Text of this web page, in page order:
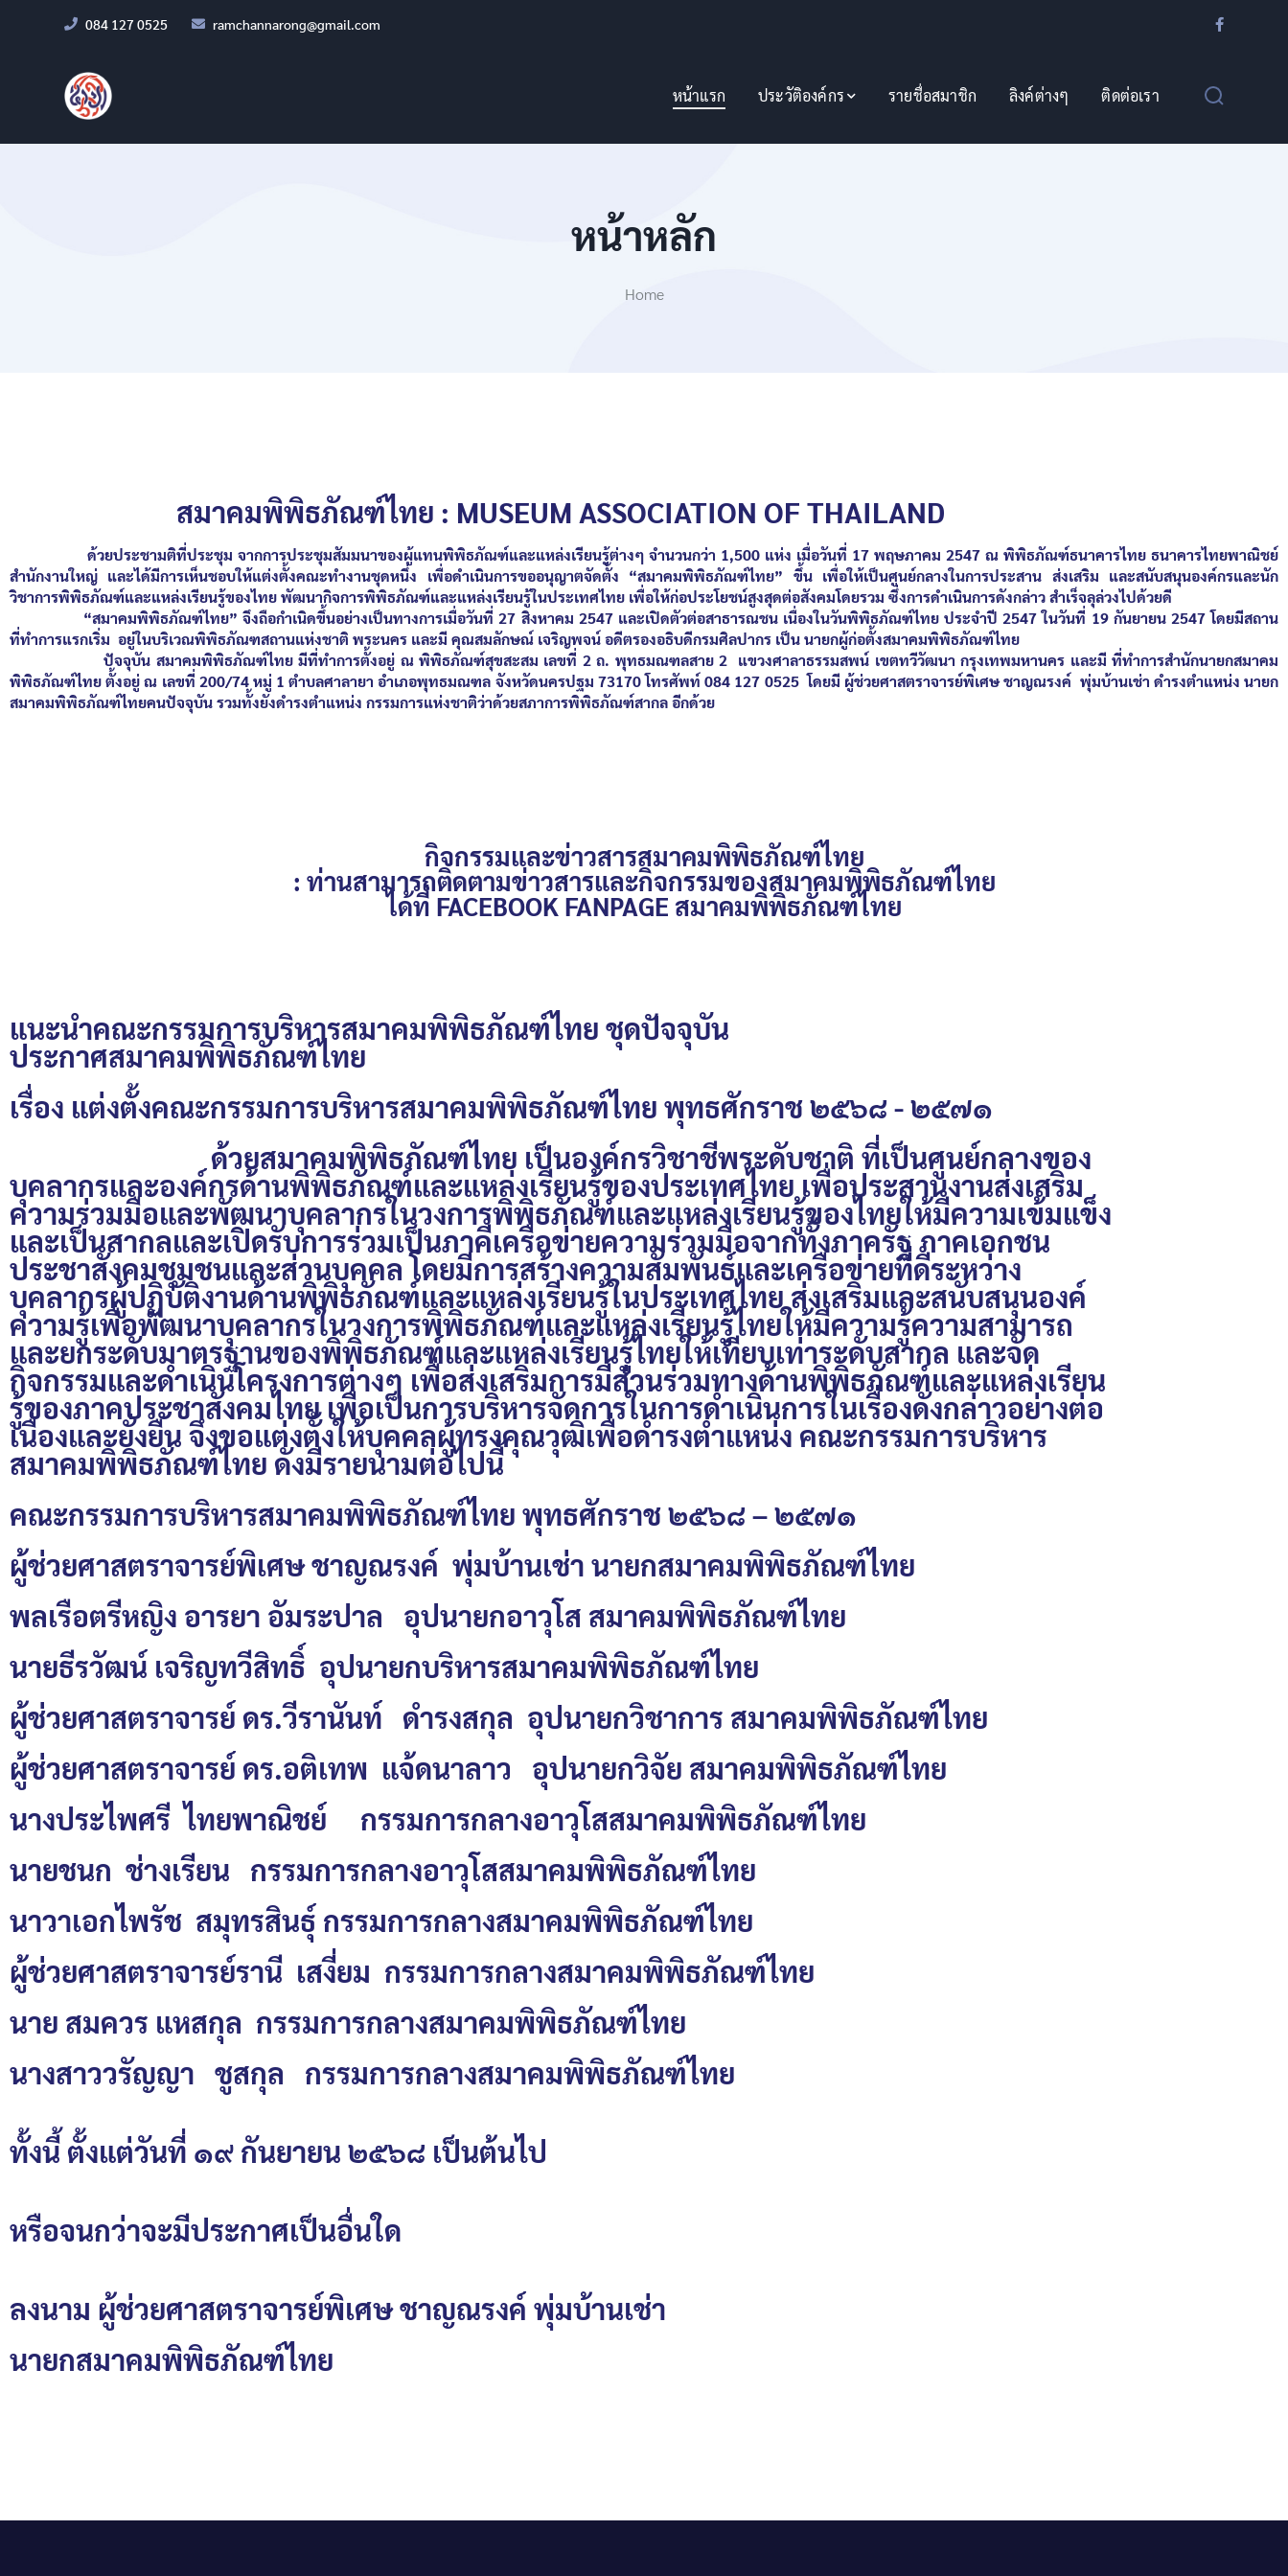
084 127 0525 ramchannarong@gmail.com
หน้าแรก ประวัติองค์กร รายชื่อสมาชิก ลิงค์ต่างๆ ติดต่อเรา
หน้าหลัก
Home
สมาคมพิพิธภัณฑ์ไทย : MUSEUM ASSOCIATION OF THAILAND
ด้วยประชามติที่ประชุม จากการประชุมสัมมนาของผู้แทนพิพิธภัณฑ์และแหล่งเรียนรู้ต่างๆ จำนวนกว่า 1,500 แห่ง เมื่อวันที่ 17 พฤษภาคม 2547 ณ พิพิธภัณฑ์ธนาคารไทย ธนาคารไทยพาณิชย์
สำนักงานใหญ่ และได้มีการเห็นชอบให้แต่งตั้งคณะทำงานชุดหนึ่ง เพื่อดำเนินการขออนุญาตจัดตั้ง “สมาคมพิพิธภัณฑ์ไทย” ขึ้น เพื่อให้เป็นศูนย์กลางในการประสาน ส่งเสริม และสนับสนุนองค์กรและนัก
วิชาการพิพิธภัณฑ์และแหล่งเรียนรู้ของไทย พัฒนากิจการพิพิธภัณฑ์และแหล่งเรียนรู้ในประเทศไทย เพื่อให้ก่อประโยชน์สูงสุดต่อสังคมโดยรวม ซึ่งการดำเนินการดังกล่าว สำเร็จลุล่วงไปด้วยดี
“สมาคมพิพิธภัณฑ์ไทย” จึงถือกำเนิดขึ้นอย่างเป็นทางการเมื่อวันที่27 สิงหาคม 2547และเปิดตัวต่อสาธารณชน เนื่องในวันพิพิธภัณฑ์ไทย ประจำปี 2547 ในวันที่ 19 กันยายน 2547โดยมีสถาน
ที่ทำการแรกเริ่ม อยู่ในบริเวณพิพิธภัณฑสถานแห่งชาติ พระนคร และมี คุณสมลักษณ์ เจริญพจน์ อดีตรองอธิบดีกรมศิลปากร เป็น นายกผู้ก่อตั้งสมาคมพิพิธภัณฑ์ไทย
ปัจจุบัน สมาคมพิพิธภัณฑ์ไทย มีที่ทำการตั้งอยู่ ณ พิพิธภัณฑ์สุขสะสม เลขที่ 2 ถ. พุทธมณฑลสาย 2 แขวงศาลาธรรมสพน์ เขตทวีวัฒนา กรุงเทพมหานคร และมี ที่ทำการสำนักนายกสมาคม
พิพิธภัณฑ์ไทย ตั้งอยู่ ณ เลขที่ 200/74 หมู่ 1 ตำบลศาลายา อำเภอพุทธมณฑล จังหวัดนครปฐม 73170 โทรศัพท์ 084 127 0525 โดยมี ผู้ช่วยศาสตราจารย์พิเศษ ชาญณรงค์ พุ่มบ้านเช่า ดำรงตำแหน่ง นายก
สมาคมพิพิธภัณฑ์ไทยคนปัจจุบัน รวมทั้งยังดำรงตำแหน่ง กรรมการแห่งชาติว่าด้วยสภาการพิพิธภัณฑ์สากล อีกด้วย
กิจกรรมและข่าวสารสมาคมพิพิธภัณฑ์ไทย
: ท่านสามารถติดตามข่าวสารและกิจกรรมของสมาคมพิพิธภัณฑ์ไทย
ได้ที่ FACEBOOK FANPAGE สมาคมพิพิธภัณฑ์ไทย
แนะนำคณะกรรมการบริหารสมาคมพิพิธภัณฑ์ไทย ชุดปัจจุบัน
ประกาศสมาคมพิพิธภัณฑ์ไทย
เรื่อง แต่งตั้งคณะกรรมการบริหารสมาคมพิพิธภัณฑ์ไทย พุทธศักราช ๒๕๖๘ - ๒๕๗๑
ด้วยสมาคมพิพิธภัณฑ์ไทย เป็นองค์กรวิชาชีพระดับชาติ ที่เป็นศูนย์กลางของ
บุคลากรและองค์กรด้านพิพิธภัณฑ์และแหล่งเรียนรู้ของประเทศไทย เพื่อประสานงานส่งเสริม
ความร่วมมือและพัฒนาบุคลากรในวงการพิพิธภัณฑ์และแหล่งเรียนรู้ของไทยให้มีความเข้มแข็ง
และเป็นสากลและเปิดรับการร่วมเป็นภาคีเครือข่ายความร่วมมือจากทั้งภาครัฐ ภาคเอกชน
ประชาสังคมชุมชนและส่วนบุคคล โดยมีการสร้างความสัมพันธ์และเครือข่ายที่ดีระหว่าง
บุคลากรผู้ปฏิบัติงานด้านพิพิธภัณฑ์และแหล่งเรียนรู้ในประเทศไทย ส่งเสริมและสนับสนุนองค์
ความรู้เพื่อพัฒนาบุคลากรในวงการพิพิธภัณฑ์และแหล่งเรียนรู้ไทยให้มีความรู้ความสามารถ
และยกระดับมาตรฐานของพิพิธภัณฑ์และแหล่งเรียนรู้ไทยให้เทียบเท่าระดับสากล และจัด
กิจกรรมและดำเนินโครงการต่างๆ เพื่อส่งเสริมการมีส่วนร่วมทางด้านพิพิธภัณฑ์และแหล่งเรียน
รู้ของภาคประชาสังคมไทย เพื่อเป็นการบริหารจัดการในการดำเนินการในเรื่องดังกล่าวอย่างต่อ
เนื่องและยั่งยืน จึงขอแต่งตั้งให้บุคคลผู้ทรงคุณวุฒิเพื่อดำรงตำแหน่ง คณะกรรมการบริหาร
สมาคมพิพิธภัณฑ์ไทย ดังมีรายนามต่อไปนี้
คณะกรรมการบริหารสมาคมพิพิธภัณฑ์ไทย พุทธศักราช ๒๕๖๘ – ๒๕๗๑
ผู้ช่วยศาสตราจารย์พิเศษ ชาญณรงค์ พุ่มบ้านเช่า นายกสมาคมพิพิธภัณฑ์ไทย
พลเรือตรีหญิง อารยา อัมระปาล อุปนายกอาวุโส สมาคมพิพิธภัณฑ์ไทย
นายธีรวัฒน์ เจริญทวีสิทธิ์ อุปนายกบริหารสมาคมพิพิธภัณฑ์ไทย
ผู้ช่วยศาสตราจารย์ ดร.วีรานันท์ ดำรงสกุล อุปนายกวิชาการ สมาคมพิพิธภัณฑ์ไทย
ผู้ช่วยศาสตราจารย์ ดร.อติเทพ แจ้ดนาลาว อุปนายกวิจัย สมาคมพิพิธภัณฑ์ไทย
นางประไพศรี ไทยพาณิชย์ กรรมการกลางอาวุโสสมาคมพิพิธภัณฑ์ไทย
นายชนก ช่างเรียน กรรมการกลางอาวุโสสมาคมพิพิธภัณฑ์ไทย
นาวาเอกไพรัช สมุทรสินธุ์ กรรมการกลางสมาคมพิพิธภัณฑ์ไทย
ผู้ช่วยศาสตราจารย์รานี เสงี่ยม กรรมการกลางสมาคมพิพิธภัณฑ์ไทย
นาย สมควร แหสกุล กรรมการกลางสมาคมพิพิธภัณฑ์ไทย
นางสาววรัญญา ชูสกุล กรรมการกลางสมาคมพิพิธภัณฑ์ไทย
ทั้งนี้ ตั้งแต่วันที่ ๑๙ กันยายน ๒๕๖๘ เป็นต้นไป
หรือจนกว่าจะมีประกาศเป็นอื่นใด
ลงนาม ผู้ช่วยศาสตราจารย์พิเศษ ชาญณรงค์ พุ่มบ้านเช่า
นายกสมาคมพิพิธภัณฑ์ไทย